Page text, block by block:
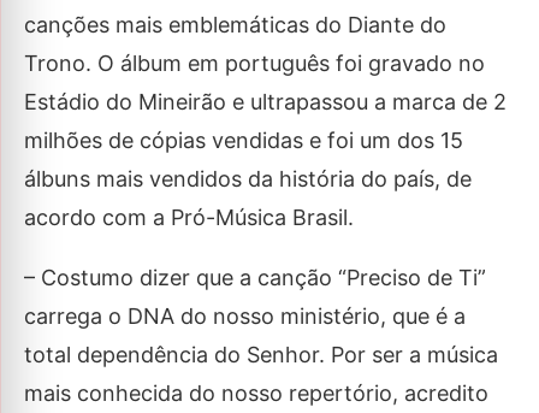
canções mais emblemáticas do Diante do
Trono. O álbum em português foi gravado no
Estádio do Mineirão e ultrapassou a marca de 2
milhões de cópias vendidas e foi um dos 15
álbuns mais vendidos da história do país, de
acordo com a Pró-Música Brasil.
– Costumo dizer que a canção “Preciso de Ti”
carrega o DNA do nosso ministério, que é a
total dependência do Senhor. Por ser a música
mais conhecida do nosso repertório, acredito